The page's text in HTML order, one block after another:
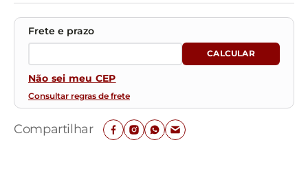
Não sei meu CEP
Consultar regras de frete
Compartilhar